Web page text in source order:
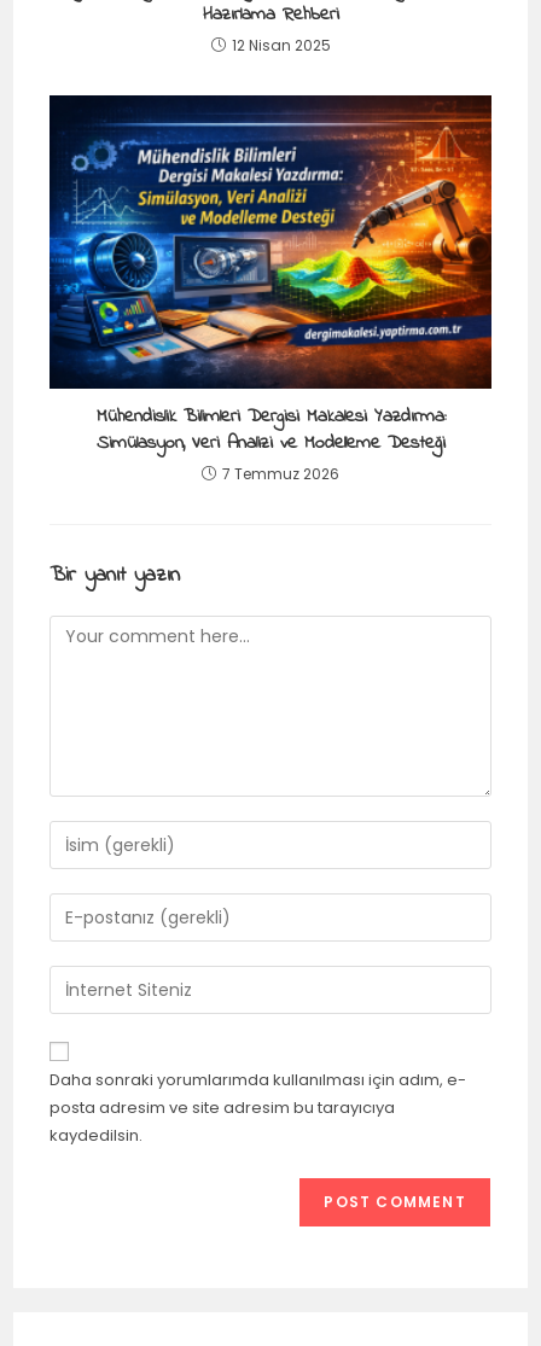
Hazırlama Rehberi
12 Nisan 2025
Mühendislik Bilimleri Dergisi Makalesi Yazdırma:
Simülasyon, Veri Analizi ve Modelleme Desteği
7 Temmuz 2026
Bir yanıt yazın
Daha sonraki yorumlarımda kullanılması için adım, e-
posta adresim ve site adresim bu tarayıcıya
kaydedilsin.